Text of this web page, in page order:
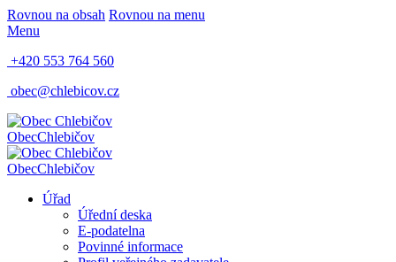
Rovnou na obsah Rovnou na menu
Menu
+420 553 764 560
obec@chlebicov.cz
ObecChlebičov
ObecChlebičov
Úřad
Úřední deska
E-podatelna
Povinné informace